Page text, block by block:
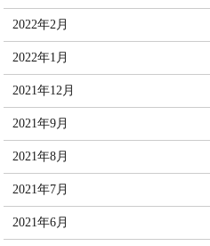
2022年2月
2022年1月
2021年12月
2021年9月
2021年8月
2021年7月
2021年6月